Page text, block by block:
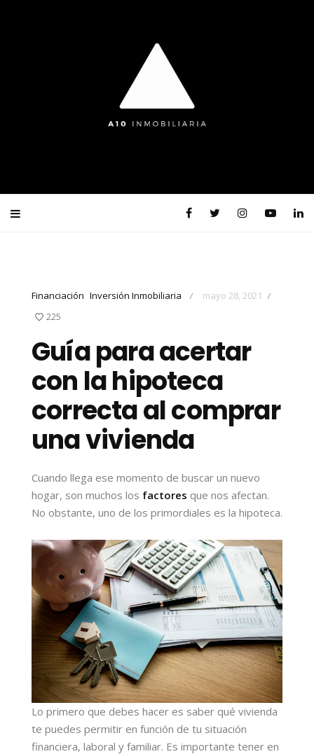
Financiación Inversión Inmobiliaria / mayo 28, 2021 /
225
Guía para acertar
con la hipoteca
correcta al comprar
una vivienda
Cuando llega ese momento de buscar un nuevo
hogar, son muchos los factores que nos afectan.
No obstante, uno de los primordiales es la hipoteca.
Lo primero que debes hacer es saber qué vivienda
te puedes permitir en función de tu situación
financiera, laboral y familiar. Es importante tener en